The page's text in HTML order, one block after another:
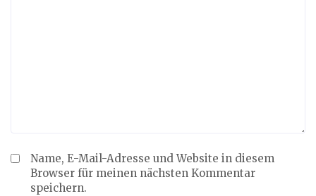
Name, E-Mail-Adresse und Website in diesem
Browser für meinen nächsten Kommentar
speichern.